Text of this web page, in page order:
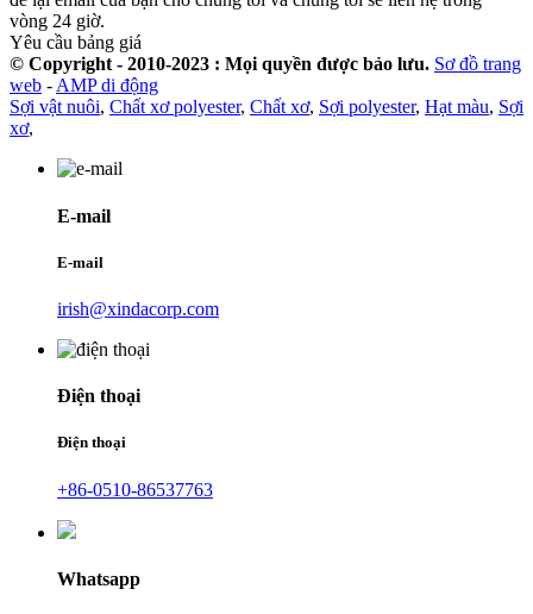
vòng 24 giờ.
Yêu cầu bảng giá
© Copyright - 2010-2023 : Mọi quyền được bảo lưu. Sơ đồ trang
web - AMP di động
Sợi vật nuôi, Chất xơ polyester, Chất xơ, Sợi polyester, Hạt màu, Sợi
xơ,
E-mail
E-mail
irish@xindacorp.com
Điện thoại
Điện thoại
+86-0510-86537763
Whatsapp